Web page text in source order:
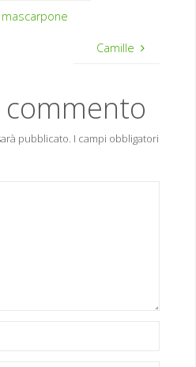
Camille
commento
pubblicato. I campi obbligatori